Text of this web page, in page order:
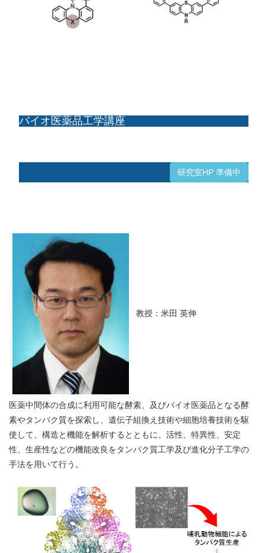
バイオ医薬品工学講座
研究室HP 準備中
教授：米田 英伸
医薬中間体の合成に利用可能な酵素、及びバイオ医薬品となる酵
素やタンパク質を探索し、遺伝子組換え技術や細胞培養技術を駆
使して、構造と機能を解析するとともに、活性、特異性、安定
性、生産性などの機能改良をタンパク質工学及び進化分子工学の
手法を用いて行う。